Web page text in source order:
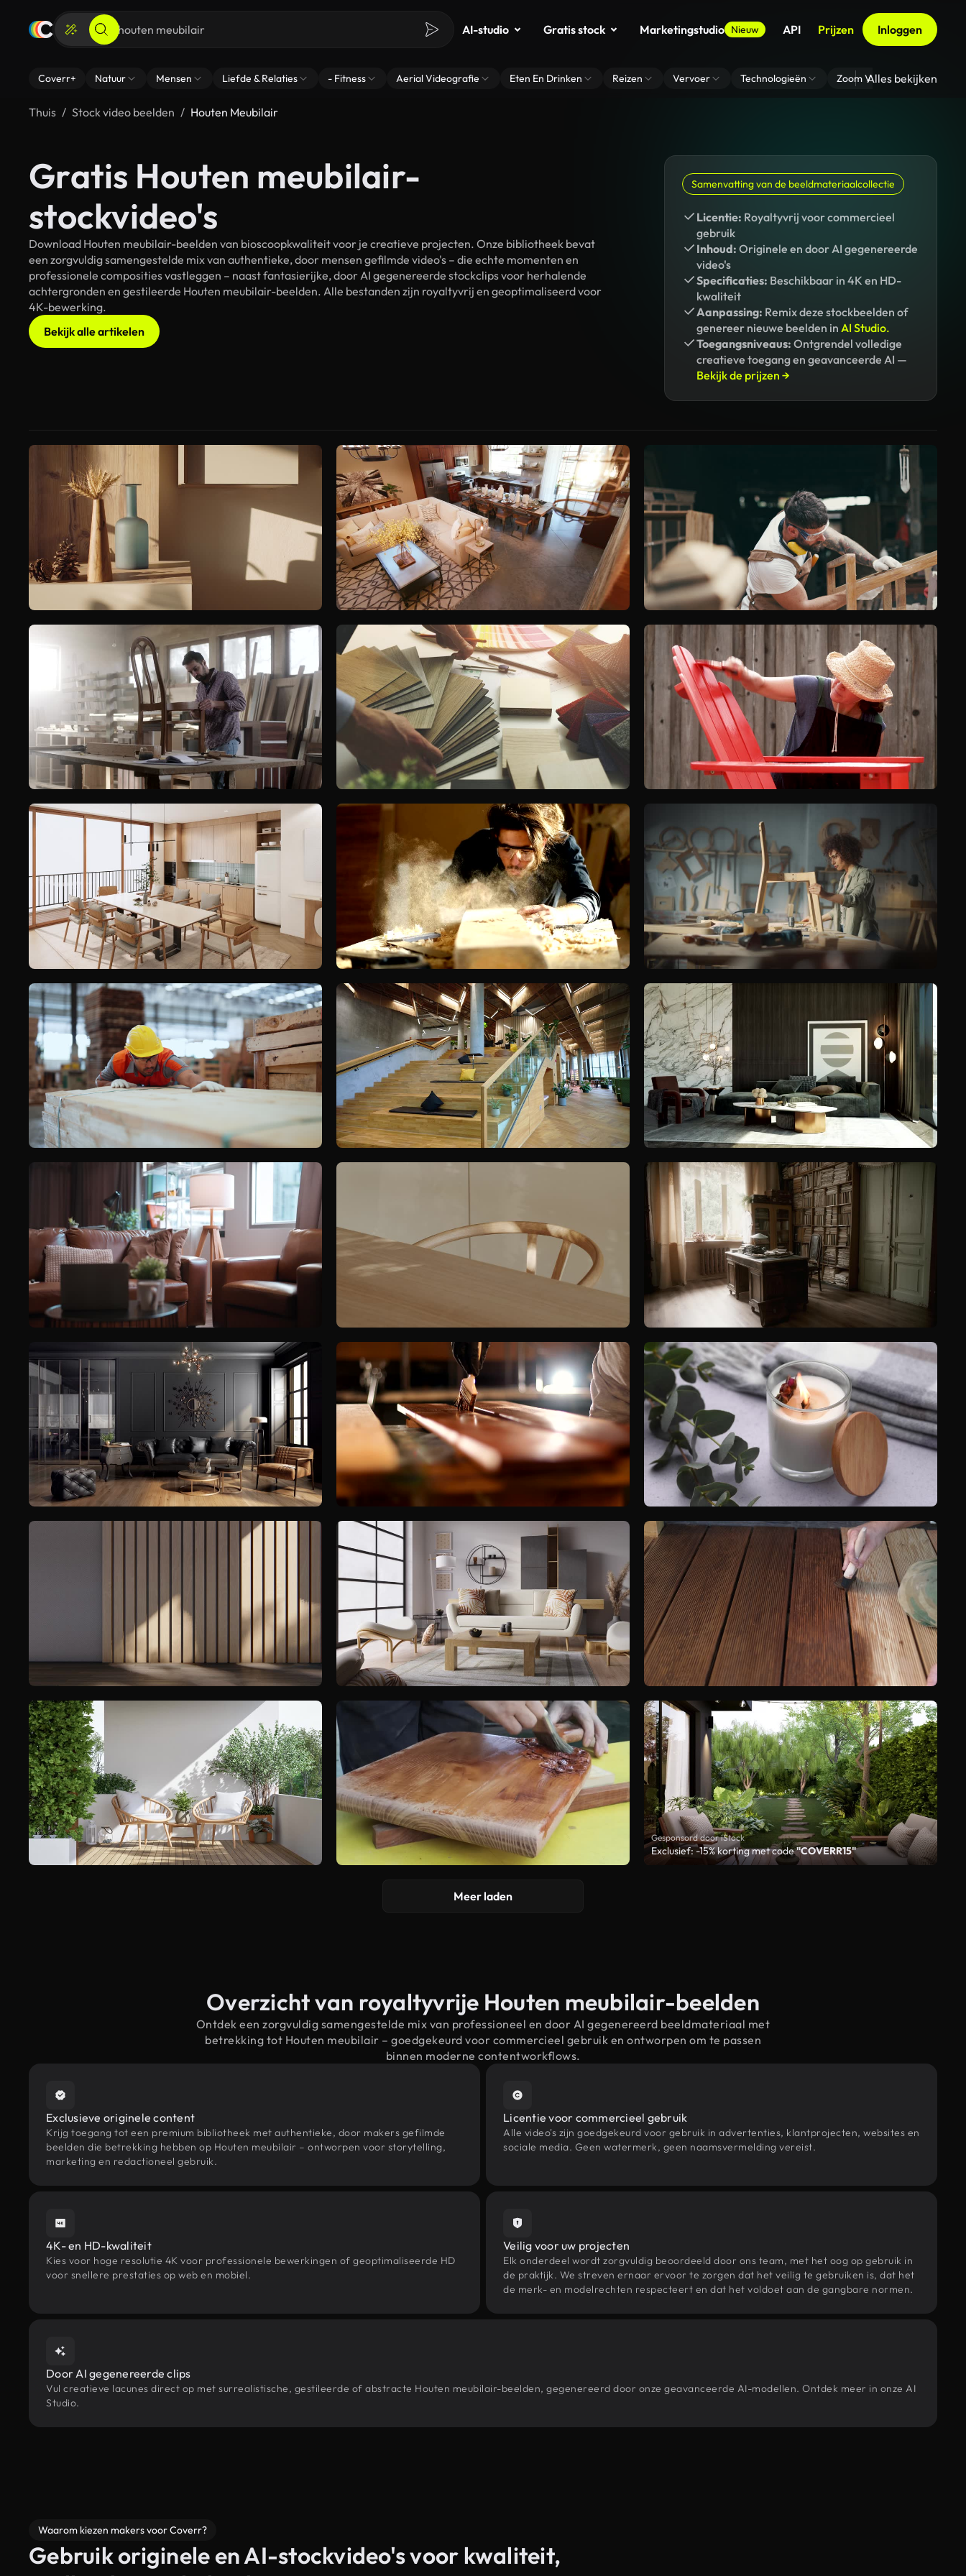
AI-studio Gratis stock Marketingstudio Nieuw API Prijzen Inloggen
Coverr+ Natuur Mensen Liefde & Relaties - Fitness Aerial Videografie Eten En Drinken Reizen Vervoer Technologieën Zoom Virtuele
Alles bekijken
Thuis Stock video beelden Houten Meubilair
Gratis Houten meubilair-
stockvideo's
Download Houten meubilair-beelden van bioscoopkwaliteit voor je creatieve projecten. Onze bibliotheek bevat
een zorgvuldig samengestelde mix van authentieke, door mensen gefilmde video's – die echte momenten en
professionele composities vastleggen – naast fantasierijke, door AI gegenereerde stockclips voor herhalende
achtergronden en gestileerde Houten meubilair-beelden. Alle bestanden zijn royaltyvrij en geoptimaliseerd voor
4K-bewerking.
Bekijk alle artikelen
Samenvatting van de beeldmateriaalcollectie
Licentie: Royaltyvrij voor commercieel
gebruik
Inhoud: Originele en door AI gegenereerde
video's
Specificaties: Beschikbaar in 4K en HD-
kwaliteit
Aanpassing: Remix deze stockbeelden of
genereer nieuwe beelden in AI Studio.
Toegangsniveaus: Ontgrendel volledige
creatieve toegang en geavanceerde AI —
Bekijk de prijzen →
Gesponsord door iStock
Exclusief: -15% korting met code"COVERR15"
Meer laden
Overzicht van royaltyvrije Houten meubilair-beelden
Ontdek een zorgvuldig samengestelde mix van professioneel en door AI gegenereerd beeldmateriaal met
betrekking tot Houten meubilair – goedgekeurd voor commercieel gebruik en ontworpen om te passen
binnen moderne contentworkflows.
Exclusieve originele content
Krijg toegang tot een premium bibliotheek met authentieke, door makers gefilmde
beelden die betrekking hebben op Houten meubilair – ontworpen voor storytelling,
marketing en redactioneel gebruik.
Licentie voor commercieel gebruik
Alle video's zijn goedgekeurd voor gebruik in advertenties, klantprojecten, websites en
sociale media. Geen watermerk, geen naamsvermelding vereist.
4K- en HD-kwaliteit
Kies voor hoge resolutie 4K voor professionele bewerkingen of geoptimaliseerde HD
voor snellere prestaties op web en mobiel.
Veilig voor uw projecten
Elk onderdeel wordt zorgvuldig beoordeeld door ons team, met het oog op gebruik in
de praktijk. We streven ernaar ervoor te zorgen dat het veilig te gebruiken is, dat het
de merk- en modelrechten respecteert en dat het voldoet aan de gangbare normen.
Door AI gegenereerde clips
Vul creatieve lacunes direct op met surrealistische, gestileerde of abstracte Houten meubilair-beelden, gegenereerd door onze geavanceerde AI-modellen. Ontdek meer in onze AI
Studio.
Waarom kiezen makers voor Coverr?
Gebruik originele en AI-stockvideo's voor kwaliteit,